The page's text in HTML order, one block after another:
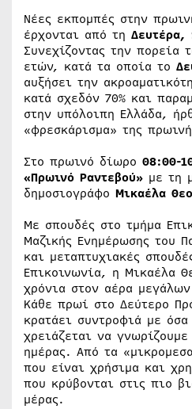
Νέες εκπομπές στην
έρχονται από τη Δευτέρα,
Συνεχίζοντας την πορεία
ετών, κατά τα οποία το
αυξήσει την
κατά σχεδόν 70% και
στην υπόλοιπη Ελλάδα,
«φρεσκάρισμα» της
Στο πρωινό δίωρο 08:00-
«Πρωινό Ραντεβού» με τη
δημοσιογράφο Μικαέλα
Με σπουδές στο τμήμα
Μαζικής Ενημέρωσης του
και μεταπτυχιακές
Επικοινωνία, η Μικαέλα
χρόνια στον αέρα
Κάθε πρωί στο Δεύτερο
κρατάει συντροφιά με όσα
χρειάζεται να
ημέρας. Από τα
που είναι χρήσιμα και
που κρύβονται στις πιο
μέρας.